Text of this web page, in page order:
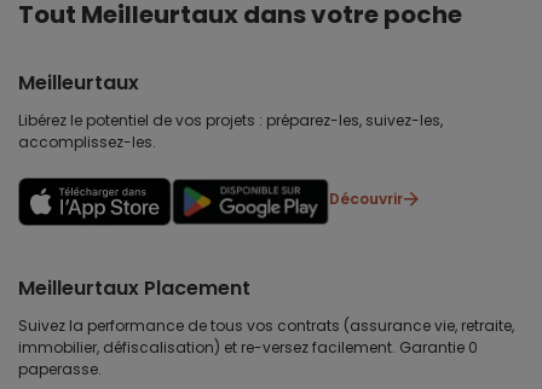
Tout Meilleurtaux dans votre poche
Meilleurtaux
Libérez le potentiel de vos projets : préparez-les, suivez-les,
accomplissez-les.
Découvrir
Meilleurtaux Placement
Suivez la performance de tous vos contrats (assurance vie, retraite,
immobilier, défiscalisation) et re-versez facilement. Garantie 0
paperasse.